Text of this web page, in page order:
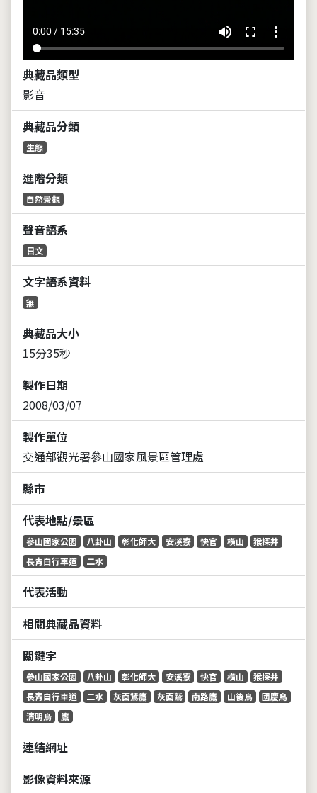
0:00 / 15:35 volume_up fullscreen more_vert
典藏品類型
影音
典藏品分類
生態
進階分類
自然景觀
聲音語系
日文
文字語系資料
無
典藏品大小
15分35秒
製作日期
2008/03/07
製作單位
交通部觀光署參山國家風景區管理處
縣市
代表地點/景區
參山國家公園 八卦山 彰化師大 安溪寮 快官 橫山
猴探井
長青自行車道
二水
代表活動
相關典藏品資料
關鍵字
參山國家公園 八卦山 彰化師大 安溪寮 快官 橫山
猴探井
長青自行車道
二水 灰面鵟鷹 灰面鷲 南路鷹 山後鳥
國慶鳥
清明鳥
鷹
連結網址
影像資料來源